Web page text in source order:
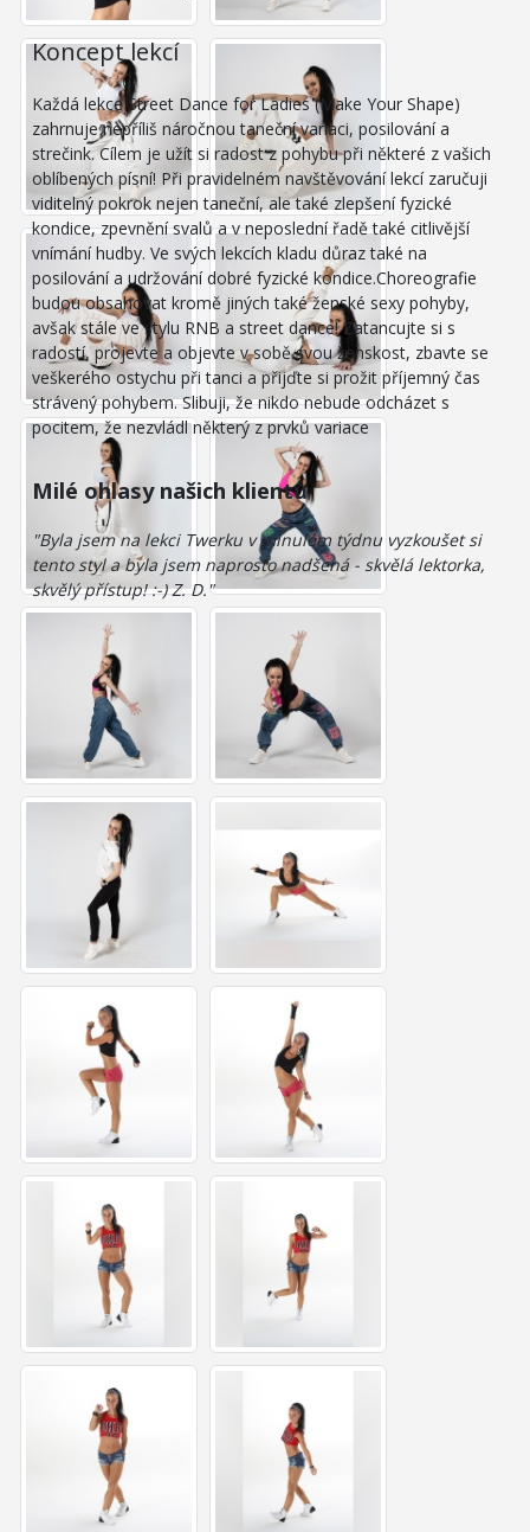
Koncept lekcí
Každá lekce Street Dance for Ladies (Make Your Shape)
zahrnuje nepříliš náročnou taneční variaci, posilování a
strečink. Cílem je užít si radost z pohybu při některé z vašich
oblíbených písní! Při pravidelném navštěvování lekcí zaručuji
viditelný pokrok nejen taneční, ale také zlepšení fyzické
kondice, zpevnění svalů a v neposlední řadě také citlivější
vnímání hudby. Ve svých lekcích kladu důraz také na
posilování a udržování dobré fyzické kondice.Choreografie
budou obsahovat kromě jiných také ženské sexy pohyby,
avšak stále ve stylu RNB a street dance! Zatancujte si s
radostí, projevte a objevte v sobě svou ženskost, zbavte se
veškerého ostychu při tanci a přijďte si prožit příjemný čas
strávený pohybem. Slibuji, že nikdo nebude odcházet s
pocitem, že nezvládl některý z prvků variace
Milé ohlasy našich klientů
"Byla jsem na lekci Twerku v minulém týdnu vyzkoušet si
tento styl a byla jsem naprosto nadšená - skvělá lektorka,
skvělý přístup! :-) Z. D."